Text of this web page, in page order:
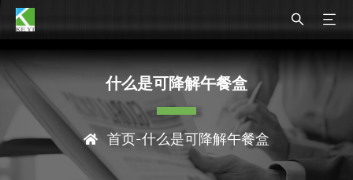
什么是可降解午餐盒
首页-什么是可降解午餐盒